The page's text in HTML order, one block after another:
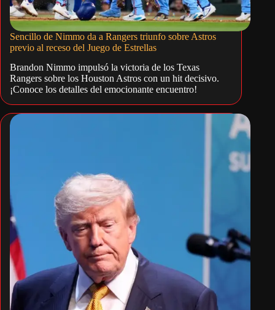
Sencillo de Nimmo da a Rangers triunfo sobre Astros
previo al receso del Juego de Estrellas
Brandon Nimmo impulsó la victoria de los Texas
Rangers sobre los Houston Astros con un hit decisivo.
¡Conoce los detalles del emocionante encuentro!